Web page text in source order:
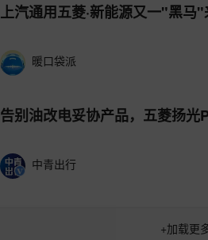
上汽通用五菱·新能源又一"黑马
暖口袋派
告别油改电妥协产品，五菱扬
中青出行
+加载更